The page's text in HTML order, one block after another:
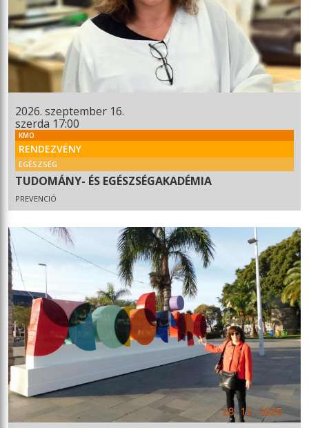
2026. szeptember 16.
szerda 17:00
KMO
RENDEZVÉNY
EGÉSZSÉG
TUDOMÁNY- ÉS EGÉSZSÉGAKADÉMIA
PREVENCIÓ